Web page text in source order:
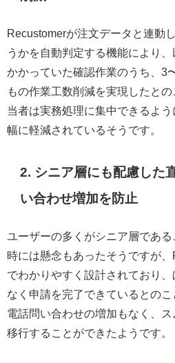
Recustomerが注文データと連動
うかを自動判定する機能により
かかっていた確認作業のうち、3
もの作業工数削減を実現したと
当者は実務処理に集中できるよ
幅に軽減されているそうです。
2. シニア層にも配慮した
い合わせ増加を防止
ユーザーの多くがシニア層であ
時には懸念もあったそうですが
でわかりやすく設計されており
なく申請を完了できているとの
電話問い合わせの増加もなく、
移行することができたようです。